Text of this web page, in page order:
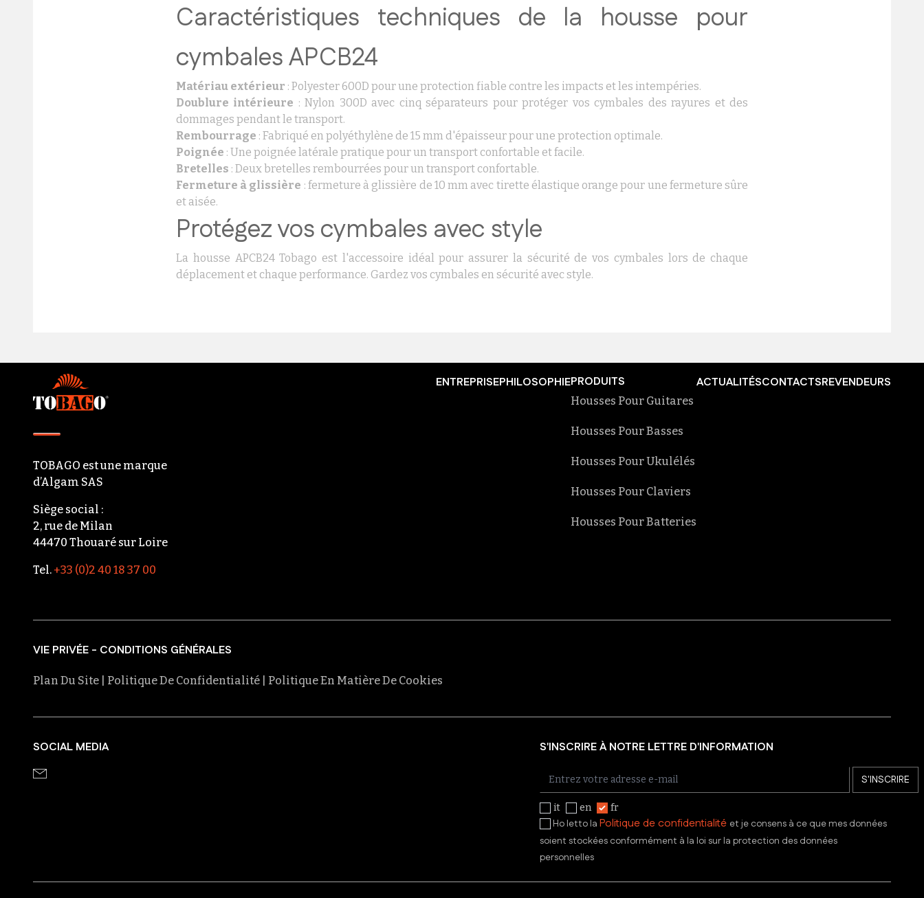
Caractéristiques techniques de la housse pour
cymbales APCB24
Matériau extérieur : Polyester 600D pour une protection fiable contre les impacts et les intempéries.
Doublure intérieure : Nylon 300D avec cinq séparateurs pour protéger vos cymbales des rayures et des
dommages pendant le transport.
Rembourrage : Fabriqué en polyéthylène de 15 mm d'épaisseur pour une protection optimale.
Poignée : Une poignée latérale pratique pour un transport confortable et facile.
Bretelles : Deux bretelles rembourrées pour un transport confortable.
Fermeture à glissière : fermeture à glissière de 10 mm avec tirette élastique orange pour une fermeture sûre
et aisée.
Protégez vos cymbales avec style
La housse APCB24 Tobago est l'accessoire idéal pour assurer la sécurité de vos cymbales lors de chaque
déplacement et chaque performance. Gardez vos cymbales en sécurité avec style.
Footer
TOBAGO est une marque
d’Algam SAS
Siège social :
2, rue de Milan
44470 Thouaré sur Loire
Tel.+33 (0)2 40 18 37 00
ENTREPRISEPHILOSOPHIEPRODUITS
Housses Pour Guitares
Housses Pour Basses
Housses Pour Ukulélés
Housses Pour Claviers
Housses Pour Batteries
ACTUALITÉSCONTACTSREVENDEURS
VIE PRIVÉE - CONDITIONS GÉNÉRALES
Plan Du Site | Politique De Confidentialité | Politique En Matière De Cookies
SOCIAL MEDIA S'INSCRIRE À NOTRE LETTRE D'INFORMATION
S'INSCRIRE
it en fr
Ho letto la Politique de confidentialité et je consens à ce que mes données
soient stockées conformément à la loi sur la protection des données
personnelles